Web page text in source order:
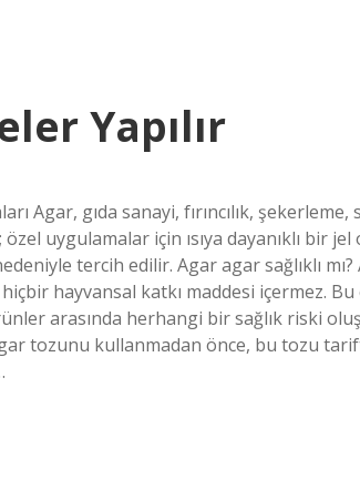
Yapılır
Agar, gıda sanayi, fırıncılık, şekerleme,
uygulamalar için ısıya dayanıklı bir jel
tercih edilir. Agar agar sağlıklı
hayvansal katkı maddesi içermez. Bu
arasında herhangi bir sağlık riski
tozunu kullanmadan önce, bu tozu